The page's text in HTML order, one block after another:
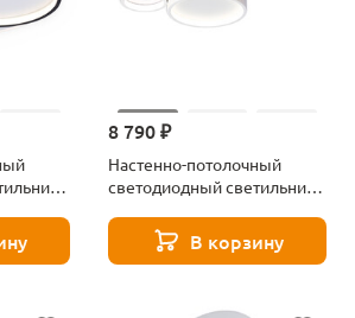
8 790 ₽
Настенно-потолочный
светодиодный светильник
Comfort FL4812В корзину